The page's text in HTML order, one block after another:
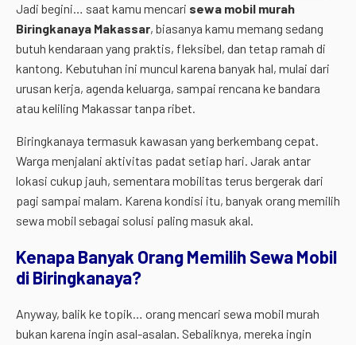
Jadi begini… saat kamu mencari sewa mobil murah
Biringkanaya Makassar, biasanya kamu memang sedang
butuh kendaraan yang praktis, fleksibel, dan tetap ramah di
kantong. Kebutuhan ini muncul karena banyak hal, mulai dari
urusan kerja, agenda keluarga, sampai rencana ke bandara
atau keliling Makassar tanpa ribet.
Biringkanaya termasuk kawasan yang berkembang cepat.
Warga menjalani aktivitas padat setiap hari. Jarak antar
lokasi cukup jauh, sementara mobilitas terus bergerak dari
pagi sampai malam. Karena kondisi itu, banyak orang memilih
sewa mobil sebagai solusi paling masuk akal.
Kenapa Banyak Orang Memilih Sewa Mobil
di Biringkanaya?
Anyway, balik ke topik… orang mencari sewa mobil murah
bukan karena ingin asal-asalan. Sebaliknya, mereka ingin